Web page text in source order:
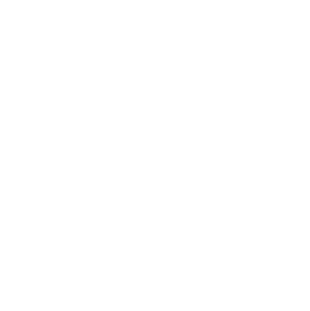
NAPISAĆ
JAK
USTNEGO
HIPOTEZY
JAK
OBRONY